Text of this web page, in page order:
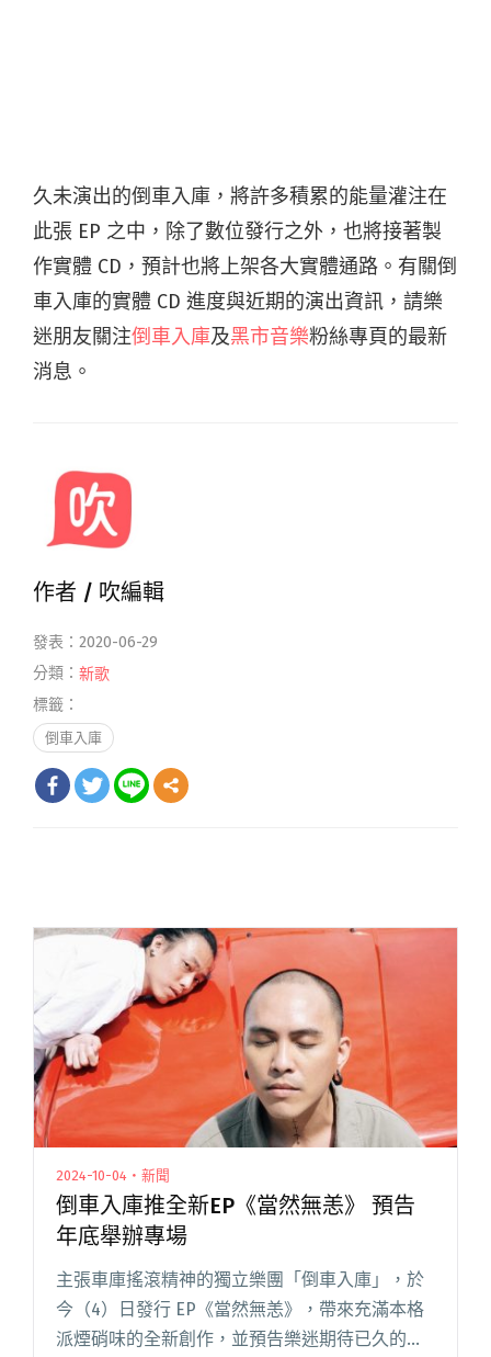
久未演出的倒車入庫，將許多積累的能量灌注在
此張 EP 之中，除了數位發行之外，也將接著製
作實體 CD，預計也將上架各大實體通路。有關倒
車入庫的實體 CD 進度與近期的演出資訊，請樂
迷朋友關注倒車入庫及黑市音樂粉絲專頁的最新
消息。
作者 / 吹編輯
發表：2020-06-29
分類： 新歌
標籤：
倒車入庫
2024-10-04・新聞
倒車入庫推全新EP《當然無恙》 預告
年底舉辦專場
主張車庫搖滾精神的獨立樂團「倒車入庫」，於
今（4）日發行 EP《當然無恙》，帶來充滿本格
派煙硝味的全新創作，並預告樂迷期待已久的專